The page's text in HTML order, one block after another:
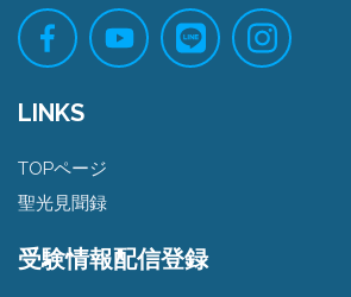
LINKS
TOPページ
聖光見聞録
受験情報配信登録